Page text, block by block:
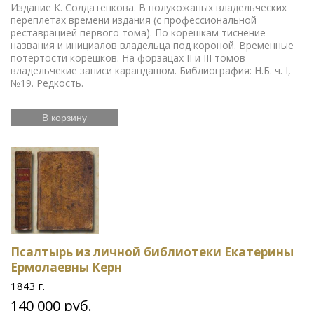
Издание К. Солдатенкова. В полукожаных владельческих
переплетах времени издания (с профессиональной
реставрацией первого тома). По корешкам тиснение
названия и инициалов владельца под короной. Временные
потертости корешков. На форзацах II и III томов
владельчекие записи карандашом. Библиография: Н.Б. ч. I,
№19. Редкость.
В корзину
Псалтырь из личной библиотеки Екатерины
Ермолаевны Керн
1843 г.
140 000 руб.